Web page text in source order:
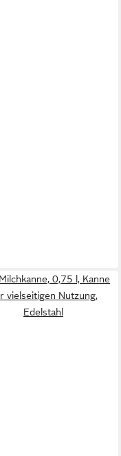
0,75 l, Kanne
vielseitigen Nutzung,
Edelstahl